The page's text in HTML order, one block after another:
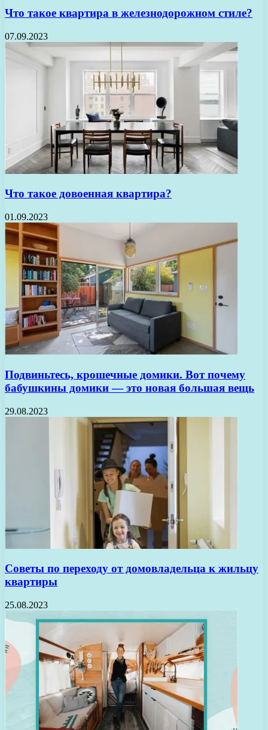
Что такое квартира в железнодорожном стиле?
07.09.2023
Что такое довоенная квартира?
01.09.2023
Подвиньтесь, крошечные домики. Вот почему
бабушкины домики — это новая большая вещь
29.08.2023
Советы по переходу от домовладельца к жильцу
квартиры
25.08.2023